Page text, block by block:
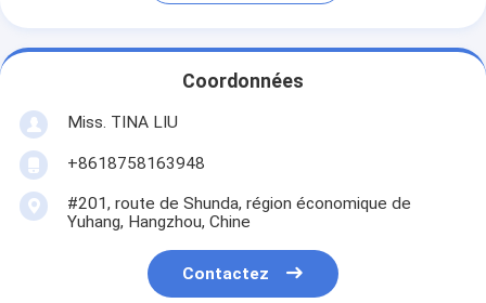
Coordonnées
Miss. TINA LIU
+8618758163948
#201, route de Shunda, région économique de
Yuhang, Hangzhou, Chine
Contactez